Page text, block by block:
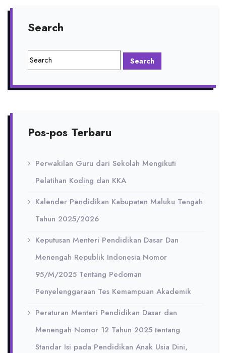
Search
Pos-pos Terbaru
Perwakilan Guru dari Sekolah Mengikuti
Pelatihan Koding dan KKA
Kalender Pendidikan Kabupaten Maluku Tengah
Tahun 2025/2026
Keputusan Menteri Pendidikan Dasar Dan
Menengah Republik Indonesia Nomor
95/M/2025 Tentang Pedoman
Penyelenggaraan Tes Kemampuan Akademik
Peraturan Menteri Pendidikan Dasar dan
Menengah Nomor 12 Tahun 2025 tentang
Standar Isi pada Pendidikan Anak Usia Dini,